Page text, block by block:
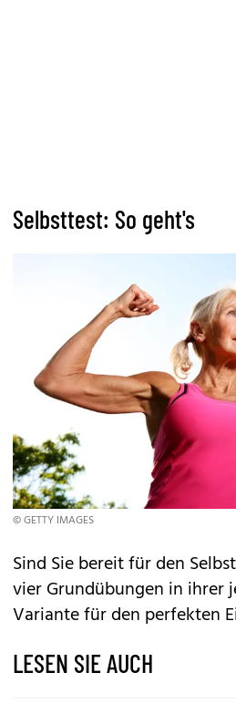
Selbsttest: So geht's
© GETTY IMAGES
Sind Sie bereit für den
vier Grundübungen in ihrer
Variante für den perfekten
LESEN SIE AUCH